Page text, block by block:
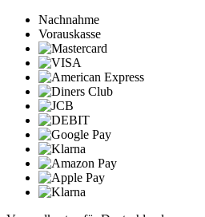
Nachnahme
Vorauskasse